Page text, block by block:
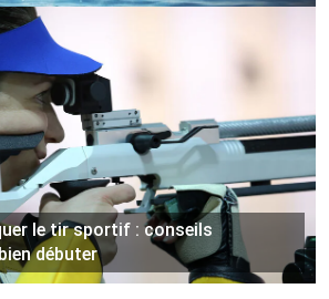
le tir sportif : conseils
débuter